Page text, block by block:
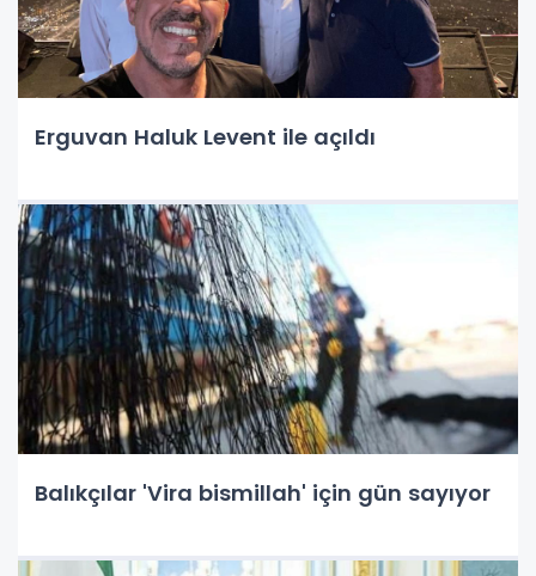
Erguvan Haluk Levent ile açıldı
Balıkçılar 'Vira bismillah' için gün sayıyor